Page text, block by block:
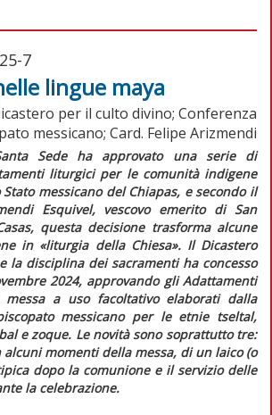
7
lingue maya
per il culto divino; Conferenza
messicano; Card. Felipe Arizmendi
Sede ha approvato una serie di
liturgici per le comunità indigene
Stato messicano del Chiapas, e secondo il
Esquivel, vescovo emerito di San
questa decisione trasforma alcune
in «liturgia della Chiesa». Il Dicastero
la disciplina dei sacramenti ha concesso
2024, approvando gliAdattamenti
messa a uso facoltativoelaborati dalla
messicano per le etnie tseltal,
ezoque. Le novità sono soprattutto tre:
momenti della messa, di un laico (o
dopo la comunione e il servizio delle
la celebrazione.